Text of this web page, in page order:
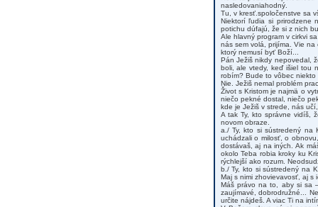
nasledovaniahodný.
Tu, v kresť.spoločenstve sa
Niektorí ľudia si prirodzene
potichu dúfajú, že si z nich
Ale hlavný program v cirkvi
nás sem volá, prijíma. Vie
ktorý nemusí byť Boží...
Pán Ježiš nikdy nepovedal,
boli, ale vtedy, keď išiel tou
robím? Bude to vôbec niekto
Nie. Ježiš nemal problém
Život s Kristom je najmä o
niečo pekné dostal, niečo
kde je Ježiš v strede, nás
A tak Ty, kto správne vidíš,
novom obraze.
a./ Ty, kto si sústredený na
uchádzali o milosť, o
dostávaš, aj na iných. Ak
okolo Teba robia kroky ku
rýchlejší ako rozum.
b./ Ty, kto si sústredený na
Maj s nimi zhovievavosť, aj s
Máš právo na to, aby si sa
zaujímavé, dobrodružné...
určite nájdeš. A viac Ti na